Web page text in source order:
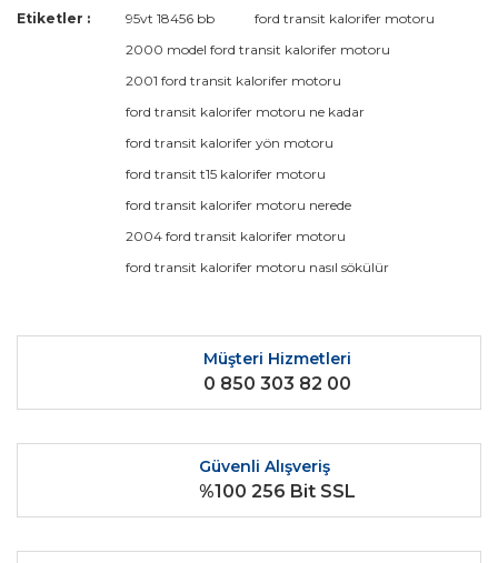
Bu ürüne ilk yorumu siz yapın!
Yorum Yaz
Bu ürünün fiyat bilgisi, resim, ürün açıklamalarında ve diğer
kullanarak tarafımıza iletebilirsiniz.
Görüş ve önerileriniz için teşekkür ederiz.
Gönder
Etiketler : 95vt 18456 bb
ford transit kalorifer motoru
2000 model ford transit kalorifer motoru
2001 ford transit kalorifer motoru
ford transit kalorifer motoru ne kadar
ford transit kalorifer yön motoru
ford transit t15 kalorifer motoru
ford transit kalorifer motoru nerede
2004 ford transit kalorifer motoru
ford transit kalorifer motoru nasıl sökülür
Müşteri Hizmetleri
0 850 303 82 00
Güvenli Alışveriş
%100 256 Bit SSL